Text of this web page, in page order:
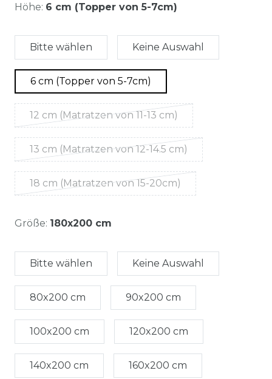
Höhe: 6 cm (Topper von 5-7cm)
Bitte wählen Keine Auswahl
6 cm (Topper von 5-7cm)
12 cm (Matratzen von 11-13 cm)
13 cm (Matratzen von 12-14.5 cm)
18 cm (Matratzen von 15-20cm)
Größe: 180x200 cm
Bitte wählen Keine Auswahl
80x200 cm 90x200 cm
100x200 cm 120x200 cm
140x200 cm 160x200 cm